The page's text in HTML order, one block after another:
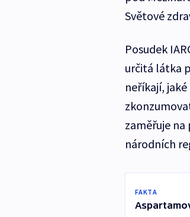
Světové
Posudek
určitá látka
neříkají,
zaměřuje
národních
FAKTA